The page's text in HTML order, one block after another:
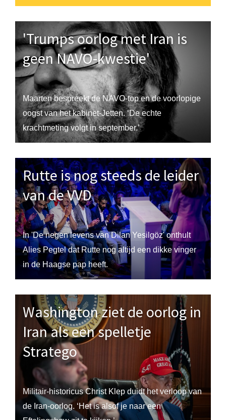
'Trumps oorlog met Iran is
geen NAVO-kwestie'
Maarten bespreekt de NAVO-top en de voorlopige
oogst van het kabinet-Jetten. ‘De echte
krachtmeting volgt in september.’
Rutte is nog steeds de leider
van de VVD
In 'De negen levens van Dilan Yesilgöz' onthult
Alies Pegtel dat Rutte nog altijd een dikke vinger
in de Haagse pap heeft.
Washington ziet de oorlog in
Iran als een spelletje
Stratego
Militair-historicus Christ Klep duidt het verloop van
de Iran-oorlog. ‘Het is alsof je naar een